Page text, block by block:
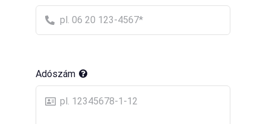
Adószám